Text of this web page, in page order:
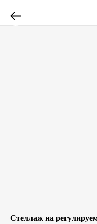
Стеллаж на